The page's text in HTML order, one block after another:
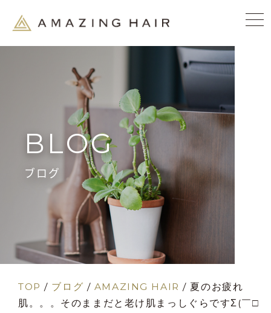
BLOG
ブログ
TOP / ブログ / AMAZING HAIR / 夏のお疲れ
肌。。。そのままだと老け肌まっしぐらですΣ(￣□